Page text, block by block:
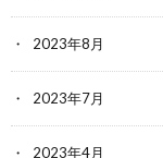
2023年8月
2023年7月
2023年4月